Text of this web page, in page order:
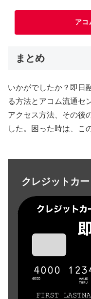
アコ
まとめ
いかがでしたか？即日
る方法とアコム流通セ
アクセス方法、その後
した。困った時は、こ
クレジットカ